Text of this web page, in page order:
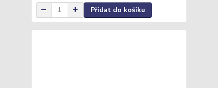
Přidat do košíku